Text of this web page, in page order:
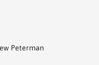
Peterman